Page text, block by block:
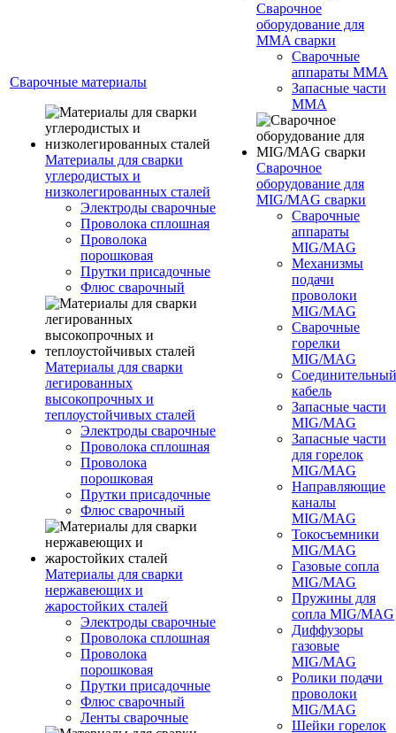
Сварочные материалы
Материалы для сварки
углеродистых и
низколегированных сталей
Электроды сварочные
Проволока сплошная
Проволока
порошковая
Прутки присадочные
Флюс сварочный
Материалы для сварки
легированных
высокопрочных и
теплоустойчивых сталей
Электроды сварочные
Проволока сплошная
Проволока
порошковая
Прутки присадочные
Флюс сварочный
Материалы для сварки
нержавеющих и
жаростойких сталей
Электроды сварочные
Проволока сплошная
Проволока
порошковая
Прутки присадочные
Флюс сварочный
Ленты сварочные
Сварочное
оборудование для
MMA сварки
Сварочные
аппараты MMA
Запасные части
MMA
Сварочное
оборудование для
MIG/MAG сварки
Сварочные
аппараты
MIG/MAG
Механизмы
подачи
проволоки
MIG/MAG
Сварочные
горелки
MIG/MAG
Соединительный
кабель
Запасные части
MIG/MAG
Запасные части
для горелок
MIG/MAG
Направляющие
каналы
MIG/MAG
Токосъемники
MIG/MAG
Газовые сопла
MIG/MAG
Пружины для
сопла MIG/MAG
Диффузоры
газовые
MIG/MAG
Ролики подачи
проволоки
MIG/MAG
Шейки горелок